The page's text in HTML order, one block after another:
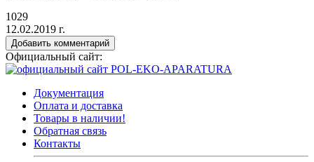
1029
12.02.2019 г.
Добавить комментарий
Официальный сайт:
Документация
Оплата и доставка
Товары в наличии!
Обратная связь
Контакты